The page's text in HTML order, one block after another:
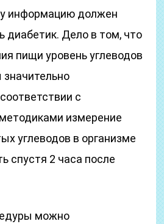
информацию должен
диабетик. Дело в том, что
пищи уровень углеводов
с
измерение
углеводов в организме
спустя 2 часа после
можно